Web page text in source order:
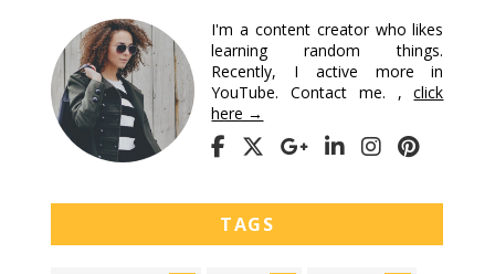
I'm a content creator who likes
learning random things.
Recently, I active more in
YouTube. Contact me. ,click
here →
TAGS